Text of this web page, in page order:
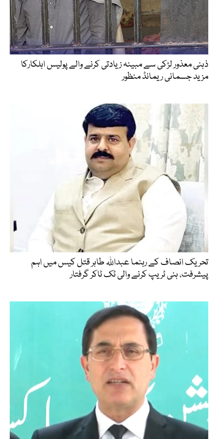
ذہنی معذور لڑکی سے مبینہ زیادتی کرنے والے پولیس اہلکارکا
مزید جسمانی ریمانڈ منظور
تحریک انصاف کے رہنما عبداللہ طاہر قتل کیس میں اہم
پیشرفت، ہنی ٹریپ کرنے والی ٹک ٹاکر گرفتار